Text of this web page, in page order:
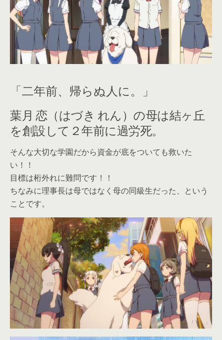
「二年前、帰らぬ人に。」
葉月 恋（はづき れん）の母は結ヶ丘
を創設して２年前に過労死。
そんな大切な学園だから資金が底をついても救いた
い！！
目標は桁外れに難問です！！
ちなみに理事長は母ではなく母の同級生だった、という
ことです。